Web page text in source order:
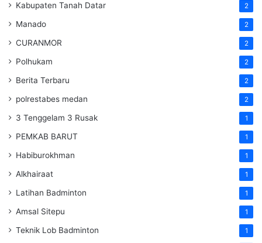
Kabupaten Tanah Datar 2
Manado 2
CURANMOR 2
Polhukam 2
Berita Terbaru 2
polrestabes medan 2
3 Tenggelam 3 Rusak 1
PEMKAB BARUT 1
Habiburokhman 1
Alkhairaat 1
Latihan Badminton 1
Amsal Sitepu 1
Teknik Lob Badminton 1